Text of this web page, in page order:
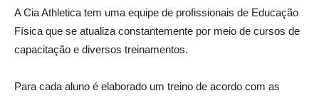
A Cia Athletica tem uma equipe de profissionais de Educação
Física que se atualiza constantemente por meio de cursos de
capacitação e diversos treinamentos.
Para cada aluno é elaborado um treino de acordo com as